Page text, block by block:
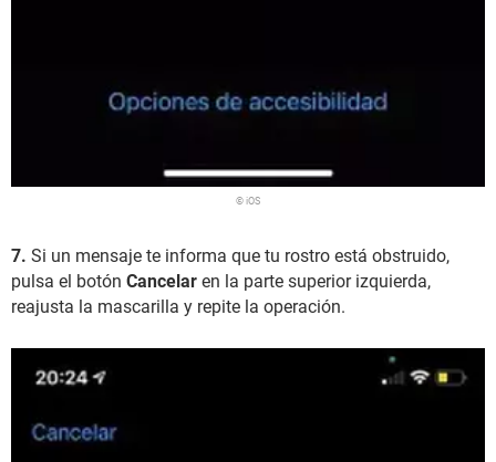
© iOS
7. Si un mensaje te informa que tu rostro está obstruido,
pulsa el botón Cancelar en la parte superior izquierda,
reajusta la mascarilla y repite la operación.